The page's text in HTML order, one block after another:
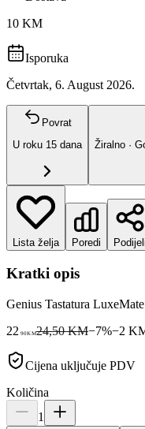
10 KM
Isporuka
Četvrtak, 6. August 2026.
Povrat
U roku 15 dana
Žiralno ·
Lista želja Poredi Podijeli
Kratki opis
Genius Tastatura
22 90KM24,50 KM−7%−2
Cijena uključuje PDV
Količina
1